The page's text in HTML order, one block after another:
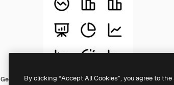
Generic OthersBy clicking “Accept All Cookies”, you agree to